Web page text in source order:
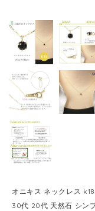
オニキス ネックレス
30代 20代 天然石 シン